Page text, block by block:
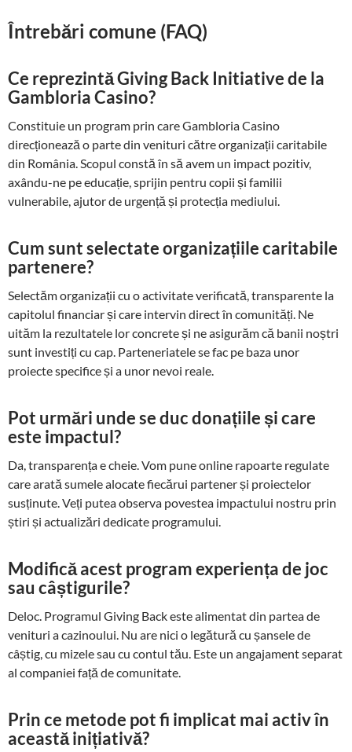
Întrebări comune (FAQ)
Ce reprezintă Giving Back Initiative de la
Gambloria Casino?
Constituie un program prin care Gambloria Casino
direcționează o parte din venituri către organizații caritabile
din România. Scopul constă în să avem un impact pozitiv,
axându-ne pe educație, sprijin pentru copii și familii
vulnerabile, ajutor de urgență și protecția mediului.
Cum sunt selectate organizațiile caritabile
partenere?
Selectăm organizații cu o activitate verificată, transparente la
capitolul financiar și care intervin direct în comunități. Ne
uităm la rezultatele lor concrete și ne asigurăm că banii noștri
sunt investiți cu cap. Parteneriatele se fac pe baza unor
proiecte specifice și a unor nevoi reale.
Pot urmări unde se duc donațiile și care
este impactul?
Da, transparența e cheie. Vom pune online rapoarte regulate
care arată sumele alocate fiecărui partener și proiectelor
susținute. Veți putea observa povestea impactului nostru prin
știri și actualizări dedicate programului.
Modifică acest program experiența de joc
sau câștigurile?
Deloc. Programul Giving Back este alimentat din partea de
venituri a cazinoului. Nu are nici o legătură cu șansele de
câștig, cu mizele sau cu contul tău. Este un angajament separat
al companiei față de comunitate.
Prin ce metode pot fi implicat mai activ în
această inițiativă?